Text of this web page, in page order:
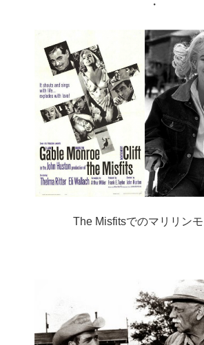
・
The Misfitsでのマリリン